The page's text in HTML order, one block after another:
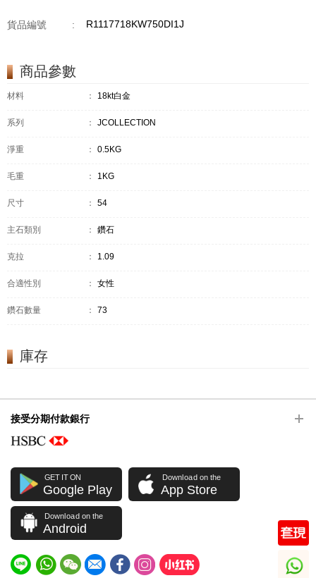
貨品編號 : R1117718KW750DI1J
商品參數
材料 ： 18kt白金
系列 ： JCOLLECTION
淨重 ： 0.5KG
毛重 ： 1KG
尺寸 ： 54
主石類別 ： 鑽石
克拉 ： 1.09
合適性別 ： 女性
鑽石數量 ： 73
庫存
接受分期付款銀行
GET IT ON
Google Play
Download on the
App Store
Download on the
Android